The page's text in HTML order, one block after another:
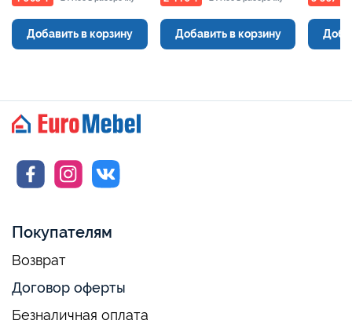
Добавить в корзину Добавить в корзину
Покупателям
Возврат
Договор оферты
Безналичная оплата